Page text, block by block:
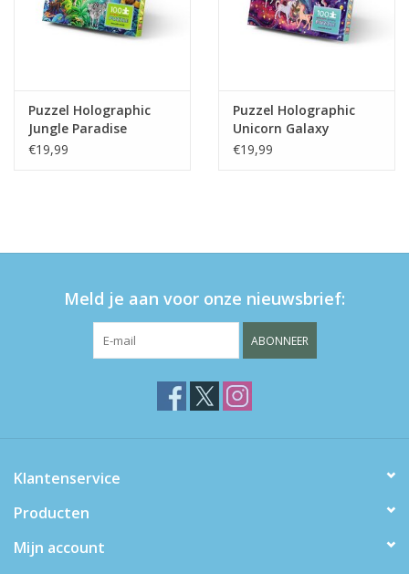
Puzzel Holographic
Jungle Paradise
€19,99
Puzzel Holographic
Unicorn Galaxy
€19,99
Meld je aan voor onze nieuwsbrief:
ABONNEER
Klantenservice
Producten
Mijn account